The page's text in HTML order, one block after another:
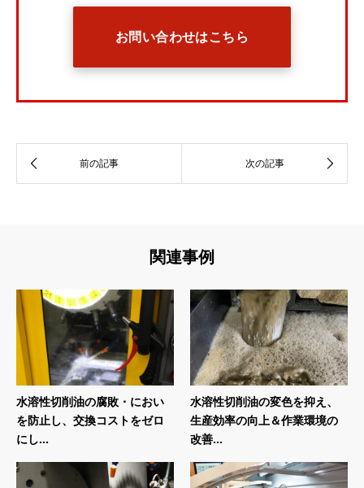
お問い合わせはこちら
関連事例
水溶性切削油の腐敗・におい
を防止し、交換コストをゼロ
にし...
水溶性切削油の変色を抑え、
生産効率の向上＆作業環境の
改善...